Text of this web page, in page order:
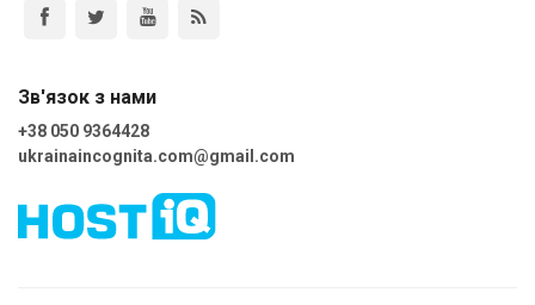
Зв'язок з нами
+38 050 9364428
ukrainaincognita.com@gmail.com